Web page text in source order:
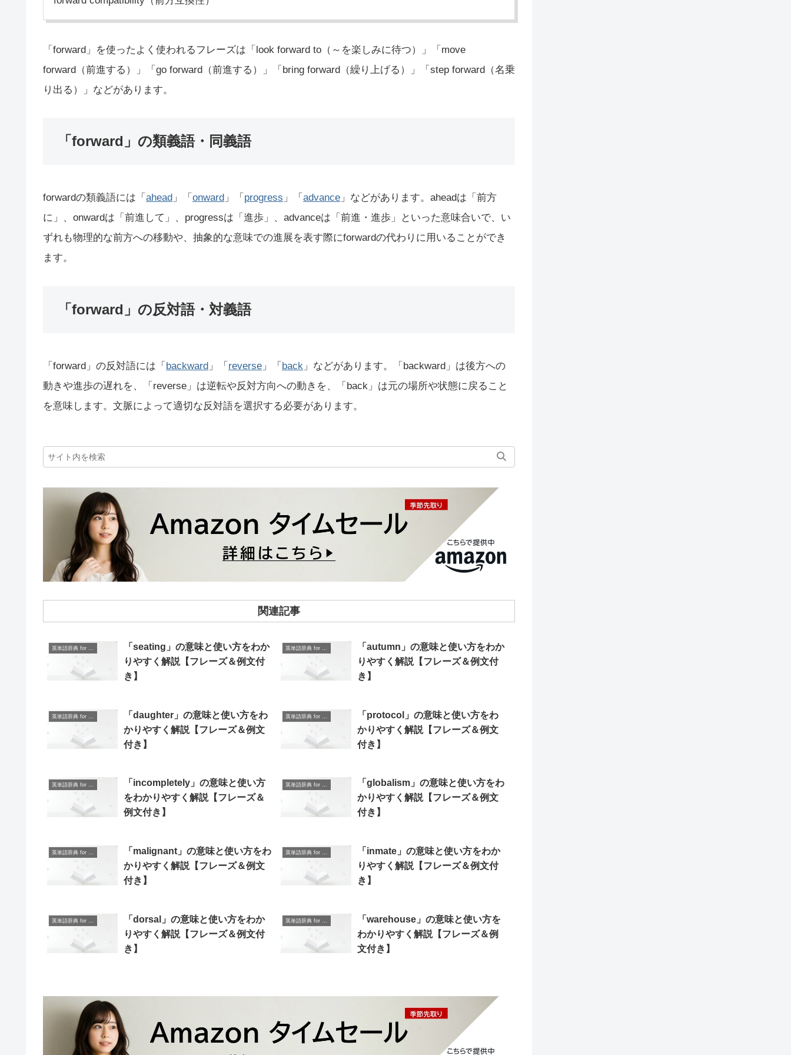
「forward」を使ったよく使われるフレーズは「look forward to（～を楽しみに待つ）」「move
forward（前進する）」「go forward（前進する）」「bring forward（繰り上げる）」「step forward（名乗
り出る）」などがあります。
「forward」の類義語・同義語
forwardの類義語には「 ahead 」「 onward 」「 progress 」「 advance 」などがあります。aheadは「前方
に」、onwardは「前進して」、progressは「進歩」、advanceは「前進・進歩」といった意味合いで、い
ずれも物理的な前方への移動や、抽象的な意味での進展を表す際にforwardの代わりに用いることができ
ます。
「forward」の反対語・対義語
「forward」の反対語には「 backward 」「 reverse 」「 back 」などがあります。「backward」は後方への
動きや進歩の遅れを、「reverse」は逆転や反対方向への動きを、「back」は元の場所や状態に戻ること
を意味します。文脈によって適切な反対語を選択する必要があります。
関連記事
「seating」の意味と使い方をわか
りやすく解説【フレーズ＆例文付
き】
「autumn」の意味と使い方をわか
りやすく解説【フレーズ＆例文付
き】
「daughter」の意味と使い方をわ
かりやすく解説【フレーズ＆例文
付き】
「protocol」の意味と使い方をわ
かりやすく解説【フレーズ＆例文
付き】
「incompletely」の意味と使い方
をわかりやすく解説【フレーズ＆
例文付き】
「globalism」の意味と使い方をわ
かりやすく解説【フレーズ＆例文
付き】
英単語辞典 for Beginners
「malignant」の意味と使い方をわ
かりやすく解説【フレーズ＆例文
付き】
英単語辞典 for Beginners
「inmate」の意味と使い方をわか
りやすく解説【フレーズ＆例文付
き】
英単語辞典 for Beginners
「dorsal」の意味と使い方をわか
りやすく解説【フレーズ＆例文付
き】
英単語辞典 for Beginners
「warehouse」の意味と使い方を
わかりやすく解説【フレーズ＆例
文付き】